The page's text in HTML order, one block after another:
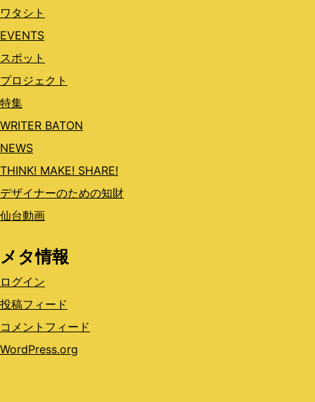
ワタシト
EVENTS
スポット
プロジェクト
特集
WRITER BATON
NEWS
THINK! MAKE! SHARE!
デザイナーのための知財
仙台動画
メタ情報
ログイン
投稿フィード
コメントフィード
WordPress.org